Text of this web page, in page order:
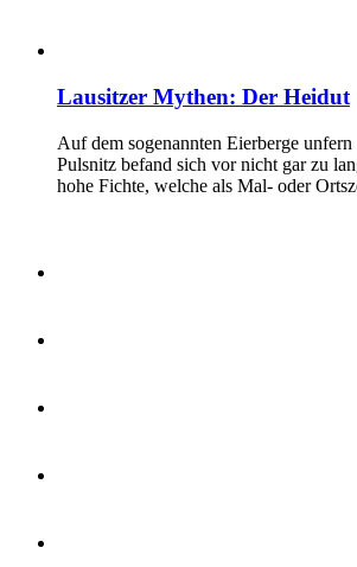
Lausitzer Mythen: Der Heidut
Auf dem sogenannten Eierberge unfern
Pulsnitz befand sich vor nicht gar zu
hohe Fichte, welche als Mal- oder